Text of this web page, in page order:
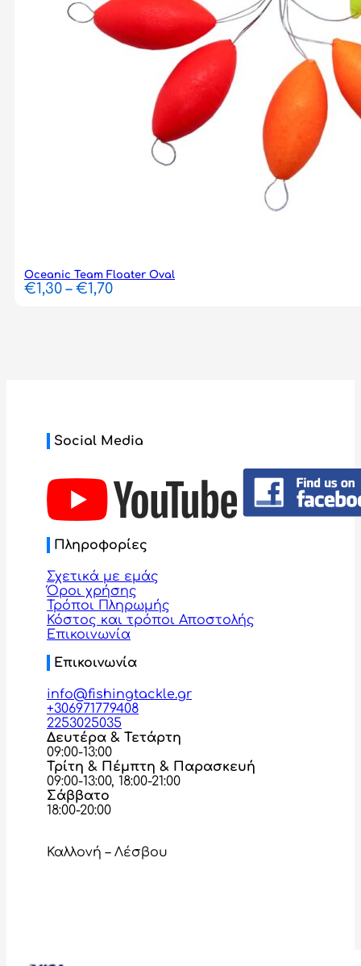
Oceanic Team Floater Oval
€1,30 – €1,70Price
Social Media
Πληροφορίες
Σχετικά με εμάς
Όροι χρήσης
Τρόποι Πληρωμής
Κόστος και τρόποι Αποστολής
Επικοινωνία
Επικοινωνία
info@fishingtackle.gr
+306971779408
2253025035
Δευτέρα & Τετάρτη
09:00-13:00
Τρίτη & Πέμπτη & Παρασκευή
09:00-13:00, 18:00-21:00
Σάββατο
18:00-20:00
Καλλονή – Λέσβου